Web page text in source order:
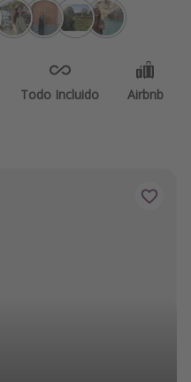
Todo Incluido Airbnb